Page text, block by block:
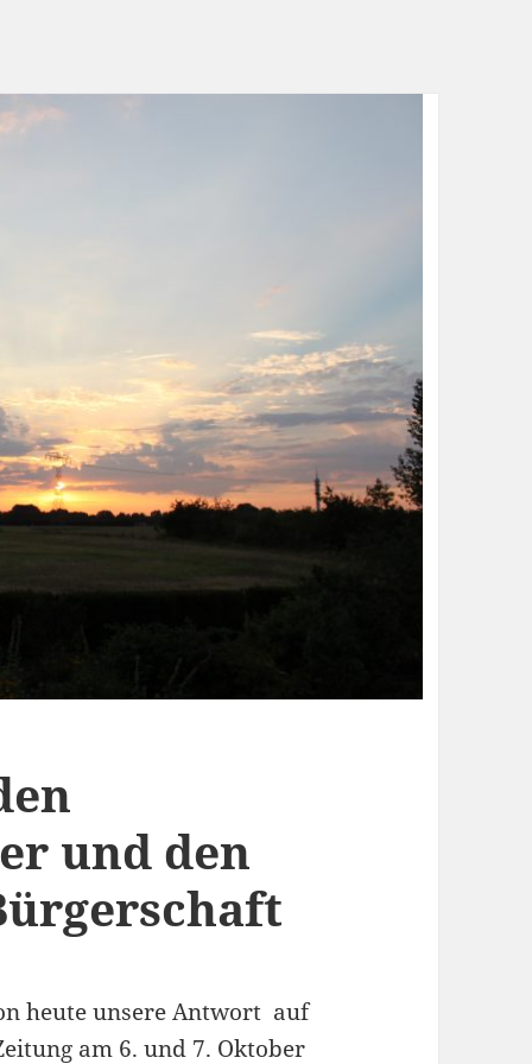
und den
heute unsere Antwort auf
am 6. und 7. Oktober